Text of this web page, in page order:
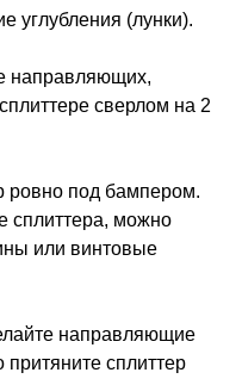
углубления (лунки).
направляющих,
сверлом на 2
ровно под бампером.
сплиттера, можно
или винтовые
направляющие
притяните сплиттер